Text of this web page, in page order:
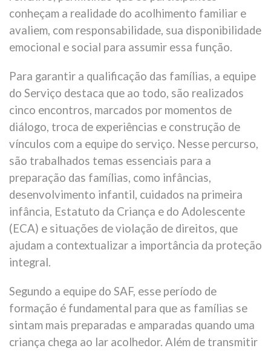
conheçam a realidade do acolhimento familiar e
avaliem, com responsabilidade, sua disponibilidade
emocional e social para assumir essa função.
Para garantir a qualificação das famílias, a equipe
do Serviço destaca que ao todo, são realizados
cinco encontros, marcados por momentos de
diálogo, troca de experiências e construção de
vínculos com a equipe do serviço. Nesse percurso,
são trabalhados temas essenciais para a
preparação das famílias, como infâncias,
desenvolvimento infantil, cuidados na primeira
infância, Estatuto da Criança e do Adolescente
(ECA) e situações de violação de direitos, que
ajudam a contextualizar a importância da proteção
integral.
Segundo a equipe do SAF, esse período de
formação é fundamental para que as famílias se
sintam mais preparadas e amparadas quando uma
criança chega ao lar acolhedor. Além de transmitir